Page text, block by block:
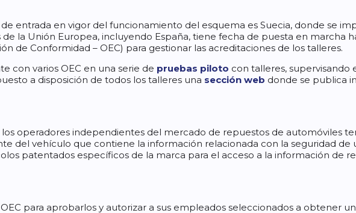
entrada en vigor del funcionamiento del esquema es Suecia, donde se
la Unión Europea, incluyendo España, tiene fecha de puesta en marcha
de Conformidad – OEC) para gestionar las acreditaciones de los talleres.
con varios OEC en una serie de pruebas piloto con talleres, supervisando
a disposición de todos los talleres una sección web donde se publica
operadores independientes del mercado de repuestos de automóviles
del vehículo que contiene la información relacionada con la seguridad de
patentados específicos de la marca para el acceso a la información de
para aprobarlos y autorizar a sus empleados seleccionados a obtener